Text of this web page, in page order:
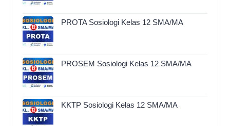
PROTA Sosiologi Kelas 12 SMA/MA
PROSEM Sosiologi Kelas 12 SMA/MA
KKTP Sosiologi Kelas 12 SMA/MA